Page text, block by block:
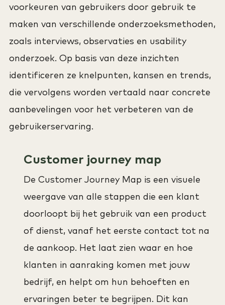
voorkeuren van gebruikers door gebruik te
maken van verschillende onderzoeksmethoden,
zoals interviews, observaties en usability
onderzoek. Op basis van deze inzichten
identificeren ze knelpunten, kansen en trends,
die vervolgens worden vertaald naar concrete
aanbevelingen voor het verbeteren van de
gebruikerservaring.
Customer journey map
De Customer Journey Map is een visuele
weergave van alle stappen die een klant
doorloopt bij het gebruik van een product
of dienst, vanaf het eerste contact tot na
de aankoop. Het laat zien waar en hoe
klanten in aanraking komen met jouw
bedrijf, en helpt om hun behoeften en
ervaringen beter te begrijpen. Dit kan